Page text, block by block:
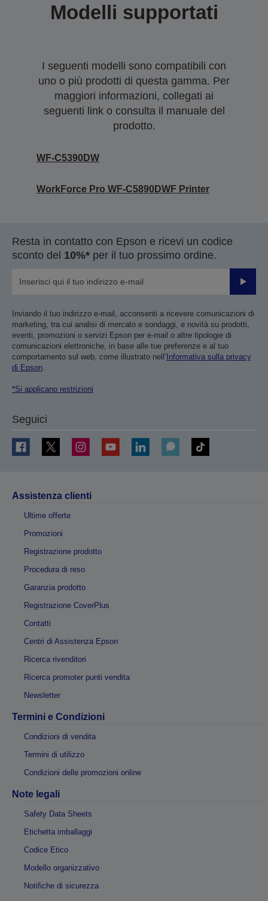
Modelli supportati
I seguenti modelli sono compatibili con
uno o più prodotti di questa gamma. Per
maggiori informazioni, collegati ai
seguenti link o consulta il manuale del
prodotto.
WF-C5390DW
WorkForce Pro WF-C5890DWF Printer
Resta in contatto con Epson e ricevi un codice
sconto del 10%* per il tuo prossimo ordine.
Invia
Inviando il tuo indirizzo e-mail, acconsenti a ricevere comunicazioni di
marketing, tra cui analisi di mercato e sondaggi, e novità su prodotti,
eventi, promozioni o servizi Epson per e-mail o altre tipologie di
comunicazioni elettroniche, in base alle tue preferenze e al tuo
comportamento sul web, come illustrato nell’Informativa sulla privacy
di Epson
*Si applicano restrizioni
Seguici
Assistenza clienti
Ultime offerte
Promozioni
Registrazione prodotto
Procedura di reso
Garanzia prodotto
Registrazione CoverPlus
Contatti
Centri di Assistenza Epson
Ricerca rivenditori
Ricerca promoter punti vendita
Newsletter
Termini e Condizioni
Condizioni di vendita
Termini di utilizzo
Condizioni delle promozioni online
Note legali
Safety Data Sheets
Etichetta imballaggi
Codice Etico
Modello organizzativo
Notifiche di sicurezza